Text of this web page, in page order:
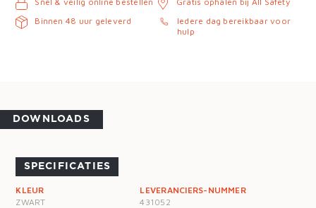
Binnen 48 uur geleverd
Iedere dag bereikbaar voor
hulp
DOWNLOADS
SPECIFICATIES
KLEUR
ZWART
LEVERANCIERS-NUMMER
431052